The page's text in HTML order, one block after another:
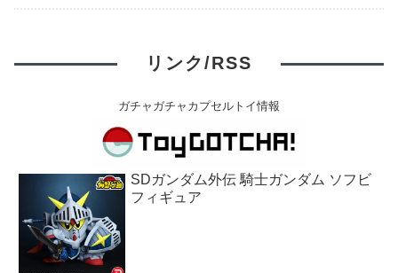
リンク/RSS
ガチャガチャカプセルトイ情報
SDガンダム外伝 騎士ガンダム ソフビ
フィギュア